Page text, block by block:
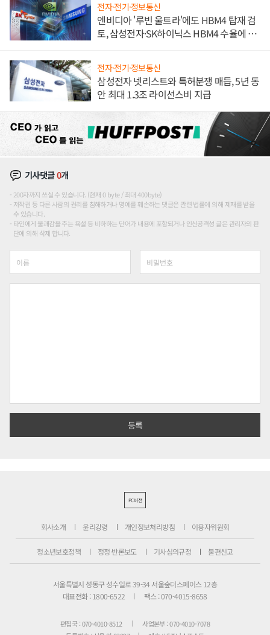
전자·전기·정보통신
엔비디아 '루빈 울트라'에도 HBM4 탑재 검
토, 삼성전자·SK하이닉스 HBM4 수율에 주
전자·전기·정보통신
삼성전자 넷리스트와 특허분쟁 매듭, 5년 동
안 최대 1.3조 라이선스비 지급
기사댓글0개
200자까지 쓰실 수 있습니다. (현재 0 byte / 최대 400byte)
저작권 등 다른 사람의 권리를 침해하거나 명예를 훼손하는 댓글은 관련 법률에 의해 제재를 받을
수 있습니다.
타인에게 불쾌감을 주는 욕설 등 비하하는 단어가 내용에 포함되거나 인신공격성 글은 관리자의 판
단에 의해 삭제 합니다.
PC버전
회사소개 윤리강령 개인정보처리방침 이용자위원회
청소년보호정책 정정·반론보도 기사심의규정 불편신고
서울특별시 성동구 성수일로 39-34 서울숲더스페이스 12층
대표전화 : 1800-6522
팩스 : 070-4015-8658
편집국 : 070-4010-8512
사업본부 : 070-4010-7078